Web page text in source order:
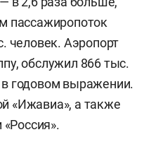
пассажиропоток
человек. Аэропорт
обслужил 866 тыс.
годовом выражении.
«Ижавиа», а также